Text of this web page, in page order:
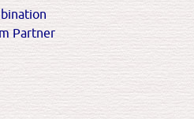
Partner